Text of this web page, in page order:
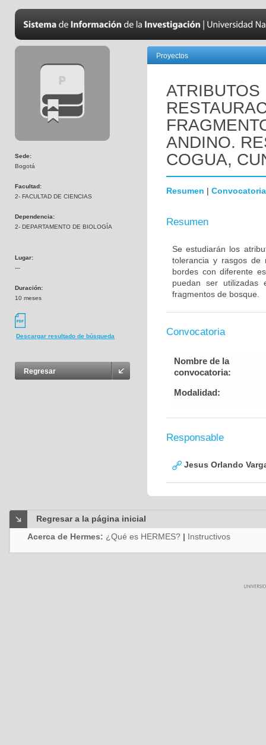
Sede:
Bogotá
Facultad:
2- FACULTAD DE CIENCIAS
Dependencia:
2- DEPARTAMENTO DE BIOLOGÍA
Lugar:
---
Duración:
10 meses
Descargar resultado de búsqueda
Regresar
Proyectos
ANDINO.
COGUA,
Resumen | Convocatoria
Resumen
Se estudiarán los
tolerancia y rasgos de
bordes con diferente
puedan ser
fragmentos de bosque.
Convocatoria
Nombre de la
convocatoria:
Modalidad:
Responsable
Jesus Orlando
Regresar a la página inicial
Acerca de Hermes: ¿Qué es HERMES? | Instructivos